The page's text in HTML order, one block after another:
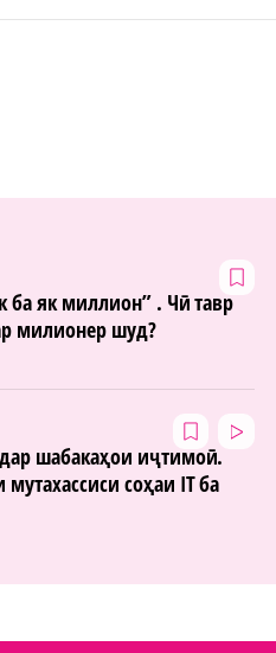
як миллион” . Чӣ тавр
милионер шуд?
шабакаҳои иҷтимоӣ.
соҳаи IT ба